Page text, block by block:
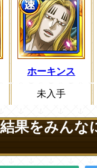
ホーキンス
未入手
果をみんな